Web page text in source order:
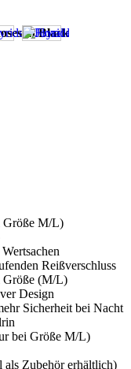
Größe M/L)
Reißverschluss
Größe (M/L)
Design
Sicherheit bei Nacht
bei Größe M/L)
als Zubehör erhältlich)